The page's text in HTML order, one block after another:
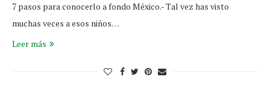
7 pasos para conocerlo a fondo México.- Tal vez has visto
muchas veces a esos niños…
Leer más